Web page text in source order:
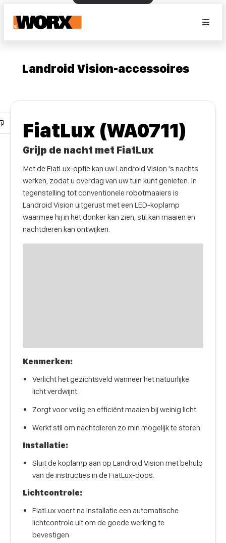
Landroid Vision-accessoires
FiatLux (WA0711)
Grijp de nacht met FiatLux
Met de FiatLux-optie kan uw Landroid Vision 's nachts
werken, zodat u overdag van uw tuin kunt genieten. In
tegenstelling tot conventionele robotmaaiers is
Landroid Vision uitgerust met een LED-koplamp
waarmee hij in het donker kan zien, stil kan maaien en
nachtdieren kan ontwijken.
Kenmerken:
Verlicht het gezichtsveld wanneer het natuurlijke
licht verdwijnt.
Zorgt voor veilig en efficiënt maaien bij weinig licht.
Werkt stil om nachtdieren zo min mogelijk te storen.
Installatie:
Sluit de koplamp aan op Landroid Vision met behulp
van de instructies in de FiatLux-doos.
Lichtcontrole:
FiatLux voert na installatie een automatische
lichtcontrole uit om de goede werking te
bevestigen.